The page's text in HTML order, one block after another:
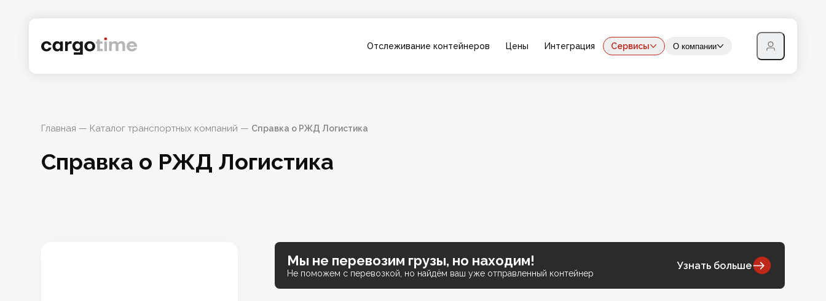
Отслеживание контейнеров Цены Интеграция Сервисы О компании
Главная — Каталог транспортных компаний — Справка о РЖД Логистика
Справка о РЖД Логистика
Мы не перевозим грузы, но находим!
Не поможем с перевозкой, но найдём ваш уже отправленный контейнер
Узнать больше